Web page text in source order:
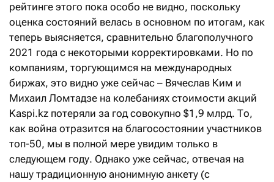
рейтинге этого пока особо не видно, поскольку
оценка состояний велась в основном по итогам, как
теперь выясняется, сравнительно благополучного
2021 года с некоторыми корректировками. Но по
компаниям, торгующимся на международных
биржах, это видно уже сейчас – Вячеслав Ким и
Михаил Ломтадзе на колебаниях стоимости акций
Kaspi.kz потеряли за год совокупно $1,9 млрд. То,
как война отразится на благосостоянии участников
топ-50, мы в полной мере увидим только в
следующем году. Однако уже сейчас, отвечая на
нашу традиционную анонимную анкету (с